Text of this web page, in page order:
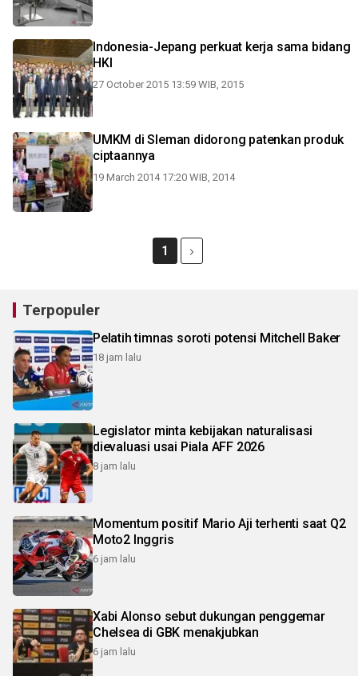
Indonesia-Jepang perkuat kerja sama bidang
HKI
27 October 2015 13:59 WIB, 2015
UMKM di Sleman didorong patenkan produk
ciptaannya
19 March 2014 17:20 WIB, 2014
1
Terpopuler
Pelatih timnas soroti potensi Mitchell Baker
18 jam lalu
Legislator minta kebijakan naturalisasi
dievaluasi usai Piala AFF 2026
8 jam lalu
Momentum positif Mario Aji terhenti saat Q2
Moto2 Inggris
6 jam lalu
Xabi Alonso sebut dukungan penggemar
Chelsea di GBK menakjubkan
6 jam lalu